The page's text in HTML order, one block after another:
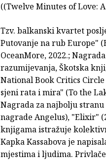
((Twelve Minutes of Love:
Tzv. balkanski kvartet
Putovanje na rub Europe"
OceanMore, 2022.;
razumijevanja, Škotska
National Book Critics
sjeni rata i mira" (To the
Nagrada za najbolju
nagrade Angelus), "Elixir"
knjigama istražuje
Kapka Kassabova je
mjestima i ljudima.